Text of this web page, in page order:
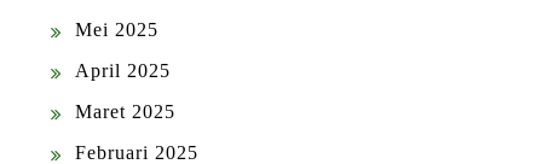
Mei 2025
April 2025
Maret 2025
Februari 2025